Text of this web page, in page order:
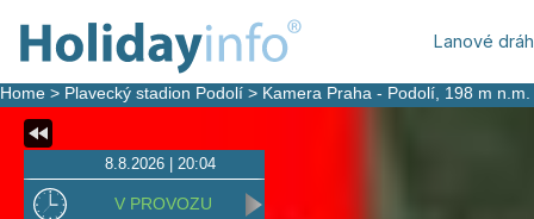
8.8.2026 | 20:04
V PROVOZU
Lanové
Home > Plavecký stadion Podolí > Kamera Praha - Podolí , 198 m n.m.